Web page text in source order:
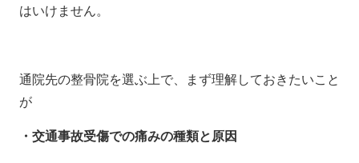
はいけません。
通院先の整骨院を選ぶ上で、まず理解しておきたいこと
が
・交通事故受傷での痛みの種類と原因